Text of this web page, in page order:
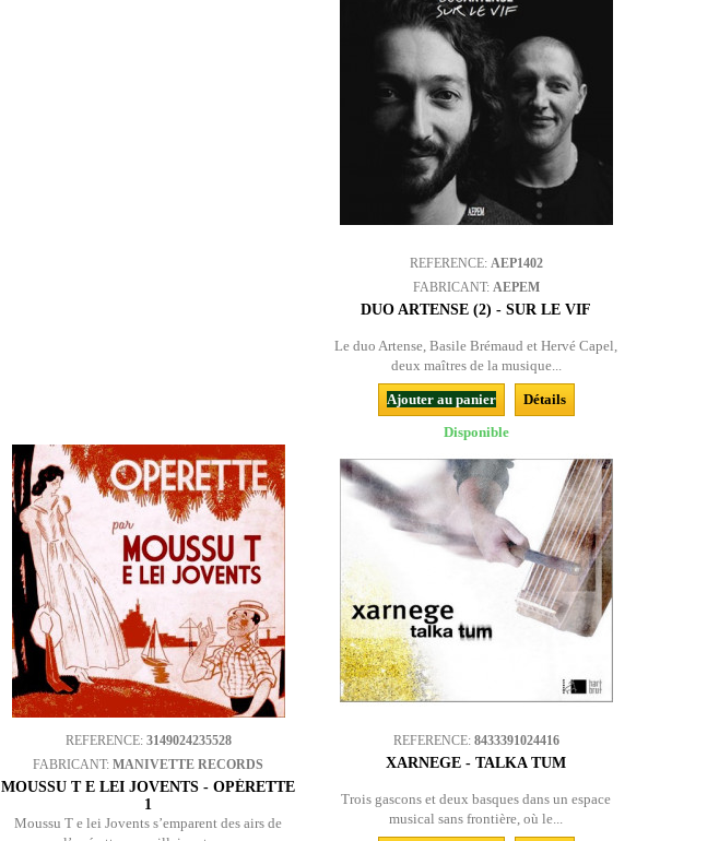
REFERENCE: AEP1402
FABRICANT: AEPEM
DUO ARTENSE (2) - SUR LE VIF
Le duo Artense, Basile Brémaud et Hervé Capel,
deux maîtres de la musique...
Ajouter au panier
Détails
Disponible
REFERENCE: 3149024235528
FABRICANT:MANIVETTE RECORDS
MOUSSU T E LEI JOVENTS - OPÉRETTE
1
Moussu T e lei Jovents s’emparent des airs de
REFERENCE: 8433391024416
XARNEGE - TALKA TUM
Trois gascons et deux basques dans un espace
musical sans frontière, où le...